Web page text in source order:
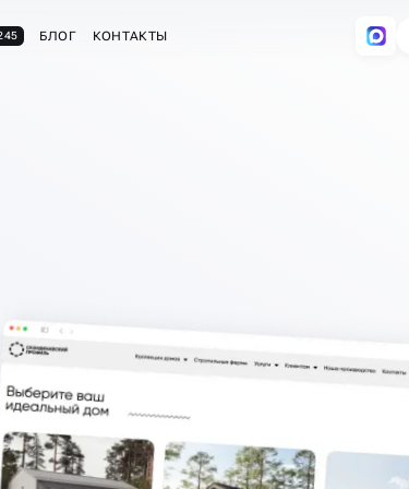
БЛОГ КОНТАКТЫ